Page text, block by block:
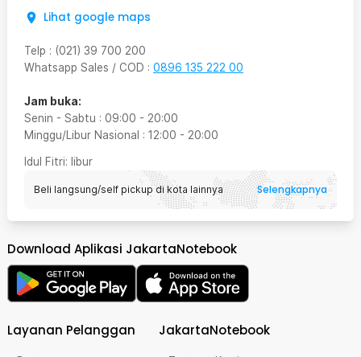
Lihat google maps
Telp : (021) 39 700 200
Whatsapp Sales / COD : 0896 135 222 00
Jam buka:
Senin - Sabtu : 09:00 - 20:00
Minggu/Libur Nasional : 12:00 - 20:00
Idul Fitri: libur
Beli langsung/self pickup di kota lainnya Selengkapnya
Download Aplikasi JakartaNotebook
Layanan Pelanggan JakartaNotebook